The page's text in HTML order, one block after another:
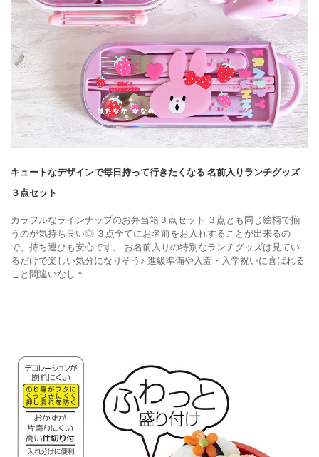
キュートなデザインで毎日持って行きたくなる 名前入りランチグッズ
３点セット
カラフルなラインナップのお弁当箱３点セット ３点とも同じ絵柄で揃
うのが気持ち良い◎ ３点全てにお名前をお入れすることが出来るの
で、持ち運びも安心です。
お名前入りの特別なランチグッズは見てい
るだけで楽しい気分になりそう♪ 進級準備や入園・入学祝いに喜ばれる
こと間違いなし＊